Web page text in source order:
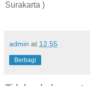
Surakarta )
admin at 12.55
Berbagi